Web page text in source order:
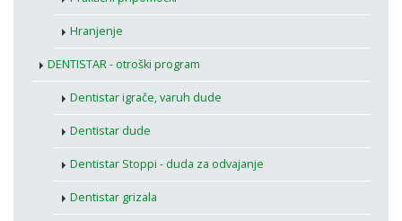
Hranjenje
DENTISTAR - otroški program
Dentistar igrače, varuh dude
Dentistar dude
Dentistar Stoppi - duda za odvajanje
Dentistar grizala